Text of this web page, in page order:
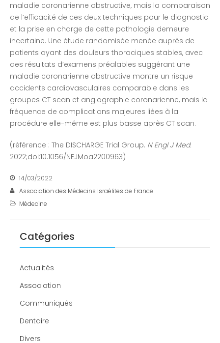
maladie coronarienne obstructive, mais la comparaison
de l’efficacité de ces deux techniques pour le diagnostic
et la prise en charge de cette pathologie demeure
incertaine. Une étude randomisée menée auprès de
patients ayant des douleurs thoraciques stables, avec
des résultats d’examens préalables suggérant une
maladie coronarienne obstructive montre un risque
accidents cardiovasculaires comparable dans les
groupes CT scan et angiographie coronarienne, mais la
fréquence de complications majeures liées à la
procédure elle-même est plus basse après CT scan.
(référence : The DISCHARGE Trial Group. N Engl J Med.
2022;doi:10.1056/NEJMoa2200963)
14/03/2022
Association des Médecins Israélites de France
Médecine
Catégories
Actualités
Association
Communiqués
Dentaire
Divers